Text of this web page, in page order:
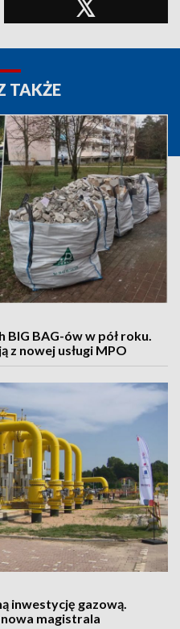
TAKŻE
BIG BAG-ów w pół roku.
z nowej usługi MPO
inwestycję gazową.
magistrala